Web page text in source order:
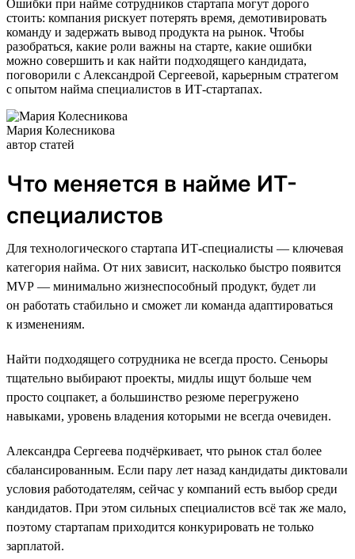
Ошибки при найме сотрудников стартапа могут дорого
стоить: компания рискует потерять время, демотивировать
команду и задержать вывод продукта на рынок. Чтобы
разобраться, какие роли важны на старте, какие ошибки
можно совершить и как найти подходящего кандидата,
поговорили с Александрой Сергеевой, карьерным стратегом
с опытом найма специалистов в ИТ-стартапах.
Мария Колесникова
автор статей
Что меняется в найме ИТ-
специалистов
Для технологического стартапа ИТ-специалисты — ключевая
категория найма. От них зависит, насколько быстро появится
MVP — минимально жизнеспособный продукт, будет ли
он работать стабильно и сможет ли команда адаптироваться
к изменениям.
Найти подходящего сотрудника не всегда просто. Сеньоры
тщательно выбирают проекты, мидлы ищут больше чем
просто соцпакет, а большинство резюме перегружено
навыками, уровень владения которыми не всегда очевиден.
Александра Сергеева подчёркивает, что рынок стал более
сбалансированным. Если пару лет назад кандидаты диктовали
условия работодателям, сейчас у компаний есть выбор среди
кандидатов. При этом сильных специалистов всё так же мало,
поэтому стартапам приходится конкурировать не только
зарплатой.